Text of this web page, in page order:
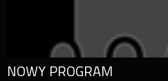
NOWY PROGRAM